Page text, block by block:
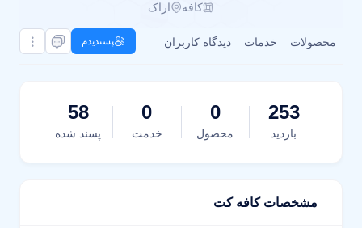
کافه اراک
محصولات خدمات دیدگاه کاربران پسندیدم
253
بازدید
0
محصول
0
خدمت
58
پسند شده
مشخصات کافه کت